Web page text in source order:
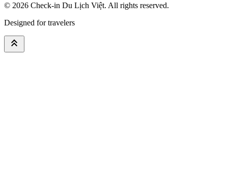
© 2026 Check-in Du Lịch Việt. All rights reserved.
Designed for travelers
keyboard_double_arrow_up